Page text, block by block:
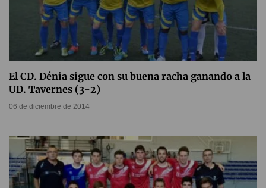
El CD. Dénia sigue con su buena racha ganando a la
UD. Tavernes (3-2)
06 de diciembre de 2014